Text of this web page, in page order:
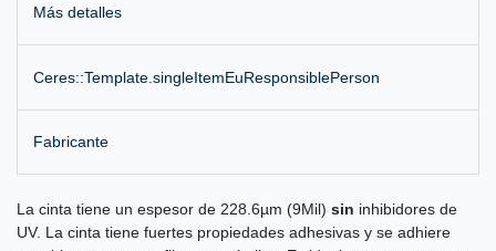
Más detalles
Ceres::Template.singleItemEuResponsiblePerson
Fabricante
La cinta tiene un espesor de 228.6µm (9Mil) sin inhibidores de
UV. La cinta tiene fuertes propiedades adhesivas y se adhiere